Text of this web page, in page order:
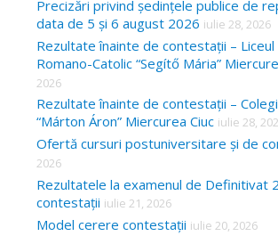
Precizări privind ședințele publice de
data de 5 și 6 august 2026 iulie 28, 2026
Rezultate înainte de contestații –
Romano-Catolic “Segítő Mária”
2026
Rezultate înainte de contestații –
“Márton Áron” Miercurea Ciuc iulie 28,
Ofertă cursuri postuniversitare și de
2026
Rezultatele la examenul de Definitivat
contestații iulie 21, 2026
Model cerere contestații iulie 20, 2026